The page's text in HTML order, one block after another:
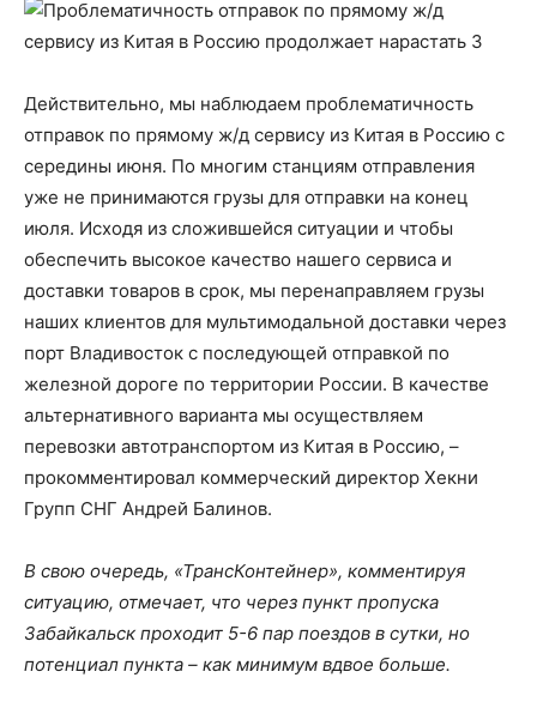
Действительно, мы наблюдаем проблематичность
отправок по прямому ж/д сервису из Китая в Россию с
середины июня. По многим станциям отправления
уже не принимаются грузы для отправки на конец
июля. Исходя из сложившейся ситуации и чтобы
обеспечить высокое качество нашего сервиса и
доставки товаров в срок, мы перенаправляем грузы
наших клиентов для мультимодальной доставки через
порт Владивосток с последующей отправкой по
железной дороге по территории России. В качестве
альтернативного варианта мы осуществляем
перевозки автотранспортом из Китая в Россию, –
прокомментировал коммерческий директор Хекни
Групп СНГ Андрей Балинов.
В свою очередь, «ТрансКонтейнер», комментируя
ситуацию, отмечает, что через пункт пропуска
Забайкальск проходит 5-6 пар поездов в сутки, но
потенциал пункта – как минимум вдвое больше.